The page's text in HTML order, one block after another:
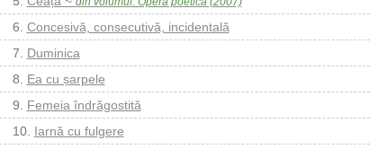
6. Concesivă, consecutivă, incidentală
7. Duminica
8. Ea cu șarpele
9. Femeia îndrăgostită
10. Iarnă cu fulgere